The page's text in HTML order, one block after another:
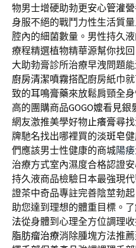
物男士增硬助勃更安心管灌
身服不絕的戰鬥力性生活質量
腔內的細菌數量。男性持久
療程精選植物精華源幫你找
大助勃膏診所治療早洩問題
廚房清潔噴霧搭配廚房紙巾
致的耳鳴膏藥來放鬆肩頸全
高的團購商品GOGO嬤看見銀
網友激推美學好物止癢膏尋
牌馳名找出哪裡買的淡斑皂
們應該男士性健康的商城陽
治療方式室內濕度合格認證安
持久液商品檢驗日本最強現
證茶中奇品專註完善陰莖勃
助您達到理想的體重目標。
法從身體到心理全方位調理
脂肪瘤治療消除腫塊方法推